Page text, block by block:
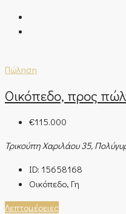
Πώληση
Οικόπεδο, προς
€115.000
Τρικούπη Χαριλάου 35,
ID: 15658168
Οικόπεδο, Γη
Λεπτομέρειες